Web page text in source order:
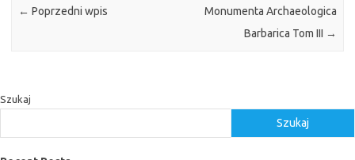
← Poprzedni wpis
Monumenta Archaeologica
Barbarica Tom III →
Szukaj
Szukaj